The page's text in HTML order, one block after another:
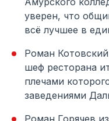
уверен, что
всё лучшее в
Роман
шеф ресторана
плечами
заведениями